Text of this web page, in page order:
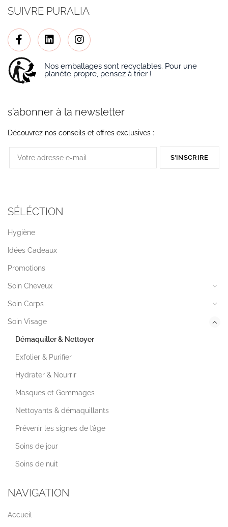
SUIVRE PURALIA
Nos emballages sont recyclables. Pour une
planéte propre, pensez à trier !
s’abonner à la newsletter
Découvrez nos conseils et offres exclusives :
SÉLÉCTION
Hygiène
Idées Cadeaux
Promotions
Soin Cheveux
Soin Corps
Soin Visage
Démaquiller & Nettoyer
Exfolier & Purifier
Hydrater & Nourrir
Masques et Gommages
Nettoyants & démaquillants
Prévenir les signes de l’âge
Soins de jour
Soins de nuit
NAVIGATION
Accueil